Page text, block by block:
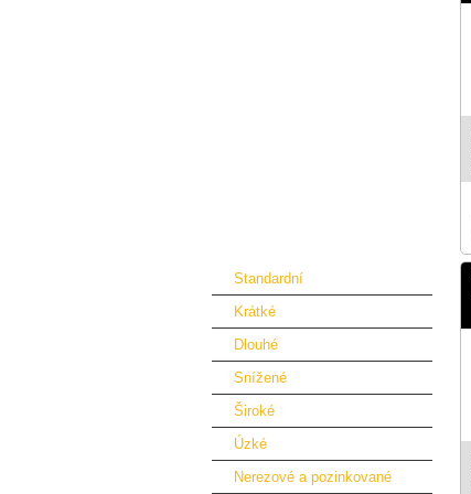
Standardní
Krátké
Dlouhé
Snížené
Široké
Úzké
Nerezové a pozinkované